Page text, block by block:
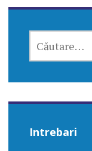
DUPĂ:
Intrebari